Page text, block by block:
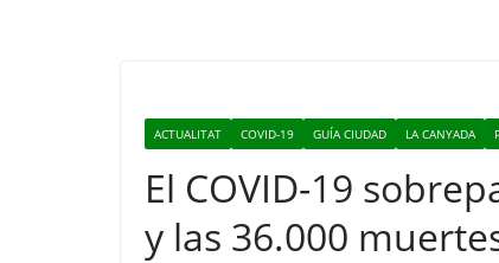
ACTUALITAT COVID-19 GUÍA CIUDAD LA CANYADA
El COVID-19
y las 36.000